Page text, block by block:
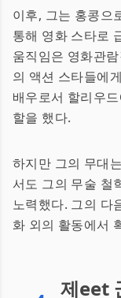
이후, 그는 홍콩으
통해 영화 스타로
움직임은 영화관
의 액션 스타들에
배우로서 할리우
할을 했다.
하지만 그의 무대
서도 그의 무술 철
노력했다. 그의 다
화 외의 활동에서
제eet